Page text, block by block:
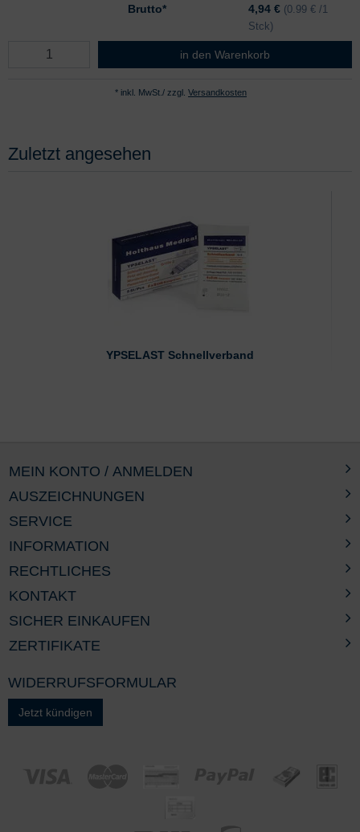
Brutto*
4,94 € (0.99 € /1
Stck)
YPSELAST Schnellverband Gr. 2
in den Warenkorb
* inkl. MwSt./ zzgl. Versandkosten
Zuletzt angesehen
YPSELAST Schnellverband
AUSZEICHNUNGEN
SERVICE
INFORMATION
RECHTLICHES
MEIN KONTO / ANMELDEN
KONTAKT
SICHER EINKAUFEN
ZERTIFIKATE
WIDERRUFSFORMULAR
Jetzt kündigen